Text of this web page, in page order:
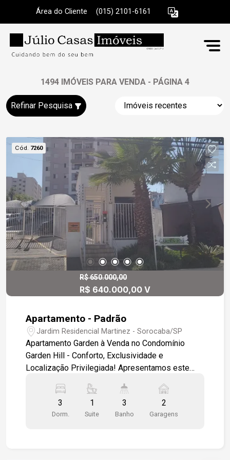
Área do Cliente (015) 2101-6161
1494 IMÓVEIS PARA VENDA - PÁGINA 4
Refinar Pesquisa
Cód. 7260
R$ 650.000,00
R$ 640.000,00 V
Apartamento - Padrão
Jardim Residencial Martinez - Sorocaba/SP
Apartamento Garden à Venda no Condomínio
Garden Hill - Conforto, Exclusividade e
Localização Privilegiada! Apresentamos este
Garden Hill, ideal para quem busca qualidade de
vida, segurança e praticidade no dia a dia. Um
imóvel diferenciado, com ambientes bem
3
Dorm.
1
Suite
3
Banho
2
Garagens